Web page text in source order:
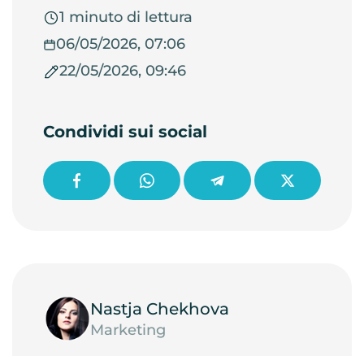
1 minuto di lettura
06/05/2026, 07:06
22/05/2026, 09:46
Condividi sui social
Nastja Chekhova
Marketing